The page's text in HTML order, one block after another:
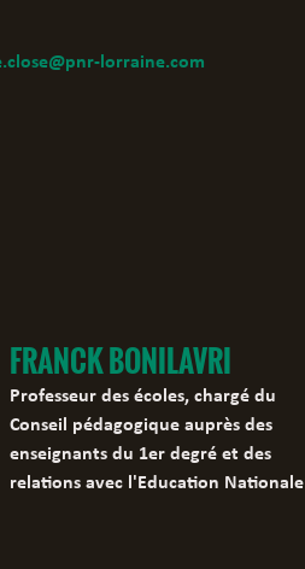
lorraine.com
FRANCK BONILAVRI
Professeur des écoles, chargé du
Conseil pédagogique auprès des
enseignants du 1er degré et des
relations avec l'Education Nationale